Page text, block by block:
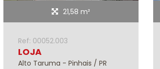
21,58 m²
Ref: 00052.003
LOJA
Alto Taruma - Pinhais / PR